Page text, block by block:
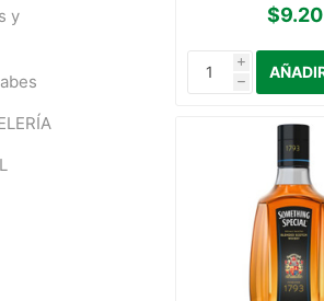
$9.20
i
h
y